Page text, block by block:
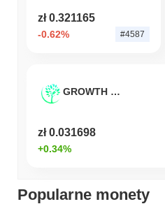
zł 0.321165
-0.62% #4587
GROWTH DeFi
zł 0.031698
+0.34%
Popularne monety